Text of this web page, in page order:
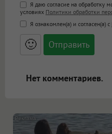
Поддержка HTML
<b>, <strong>, <u>,
<small>, <sup>,
<blockquote>, <code>
адреса URL
ссылками, и
Я даю согласие на обработку
условиях Политики обработки
Я ознакомлен(а) и согласен(а) с
🙂
Нет комментариев.